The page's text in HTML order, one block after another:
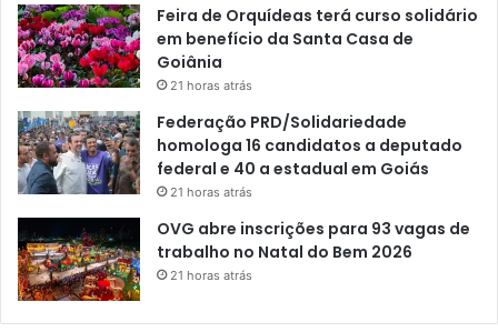
Feira de Orquídeas terá curso solidário
em benefício da Santa Casa de
Goiânia
21 horas atrás
Federação PRD/Solidariedade
homologa 16 candidatos a deputado
federal e 40 a estadual em Goiás
21 horas atrás
OVG abre inscrições para 93 vagas de
trabalho no Natal do Bem 2026
21 horas atrás